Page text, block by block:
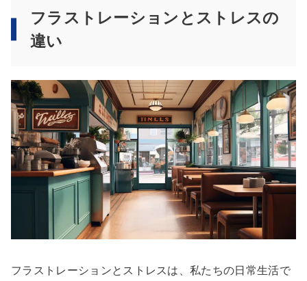
フラストレーションとストレスの
違い
フラストレーションとストレスは、私たちの日常生活で